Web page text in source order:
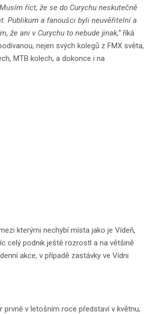
říct, že se do Curychu neskutečně
Publikum a fanoušci byli neuvěřitelní a
že ani v Curychu to nebude jinak,“ říká
nejen svých kolegů z FMX světa,
MTB kolech, a dokonce i na
kterými nechybí místa jako je Vídeň,
celý podnik ještě rozrostl a na většině
akce, v případě zastávky ve Vídni
v letošním roce představí v květnu,